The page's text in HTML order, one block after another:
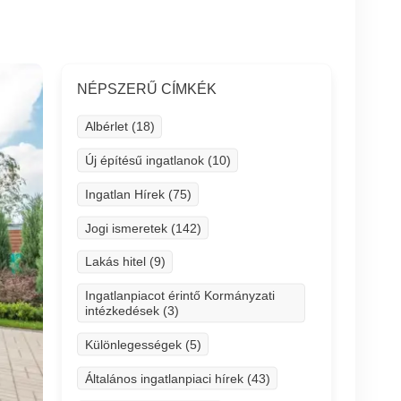
NÉPSZERŰ CÍMKÉK
Albérlet (18)
Új építésű ingatlanok (10)
Ingatlan Hírek (75)
Jogi ismeretek (142)
Lakás hitel (9)
Ingatlanpiacot érintő Kormányzati
intézkedések (3)
Különlegességek (5)
Általános ingatlanpiaci hírek (43)